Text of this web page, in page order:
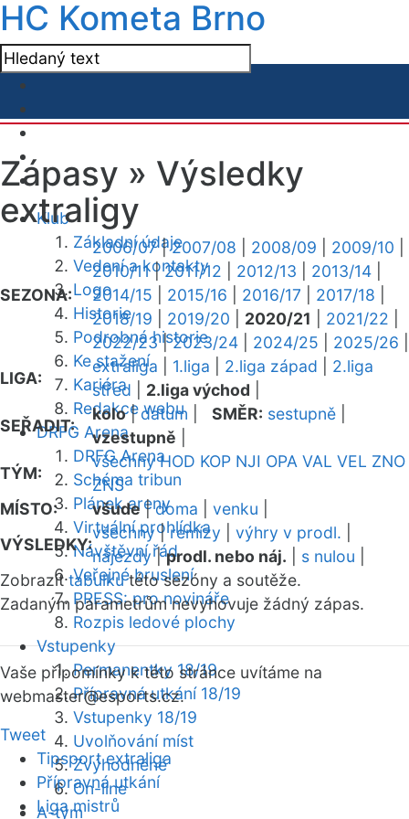
HC Kometa Brno
Klub
Základní údaje
Vedení a kontakty
Logo
Historie
Podrobná historie
Ke stažení
Kariéra
Redakce webu
DRFG Arena
DRFG Arena
Schéma tribun
Plánek areny
Virtuální prohlídka
Návštěvní řád
Veřejné bruslení
PRESS: pro novináře
Rozpis ledové plochy
Vstupenky
Permanentky 18/19
Přípravná utkání 18/19
Vstupenky 18/19
Uvolňování míst
Zvýhodněné
On-line
A-tým
Zápasy » Výsledky
extraligy
SEZONA:
2006/07|2007/08 2008/09 2009/10
2010/11|2011/12 2012/13 2013/14
2014/15
2015/16 2016/17 2017/18
2018/19
2019/20 2020/21 2021/22
2022/23|2023/24 2024/25 2025/26
LIGA:
extraliga 1.liga 2.liga západ
2.liga
střed
2.liga východ
SEŘADIT:
kolo|datum SMĚR: sestupně
vzestupně
TÝM:
všechny HOD KOP NJI OPA VAL VEL ZNO
ZNS
MÍSTO:
všude|doma venku
VÝSLEDKY:
všechny|remízy výhry v prodl.
nájezdy|prodl. nebo náj. s nulou
Zobrazittabulkutéto sezóny a soutěže.
Zadaným parametrům nevyhovuje žádný zápas.
Vaše připomínky k této stránce uvítáme na
webmaster@esports.cz.
Tweet
Tipsport extraliga
Přípravná utkání
Liga mistrů